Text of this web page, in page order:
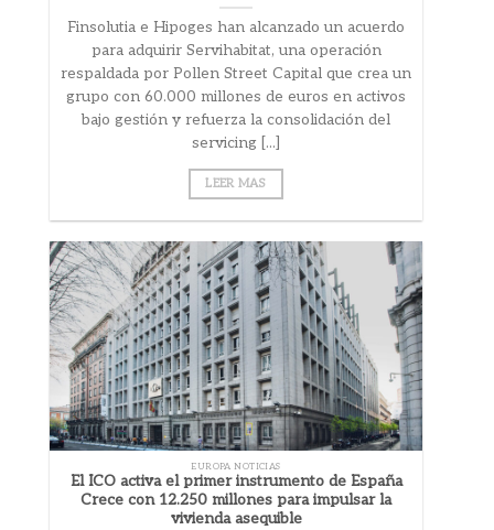
Finsolutia e Hipoges han alcanzado un acuerdo
para adquirir Servihabitat, una operación
respaldada por Pollen Street Capital que crea un
grupo con 60.000 millones de euros en activos
bajo gestión y refuerza la consolidación del
servicing [...]
LEER MAS
EUROPA NOTICIAS
El ICO activa el primer instrumento de España
Crece con 12.250 millones para impulsar la
vivienda asequible